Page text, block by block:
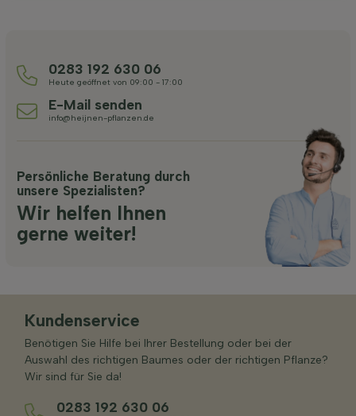
0283 192 630 06
Heute geöffnet von 09:00 - 17:00
E-Mail senden
info@heijnen-pflanzen.de
Persönliche Beratung durch
unsere Spezialisten?
Wir helfen Ihnen
gerne weiter!
Kundenservice
Benötigen Sie Hilfe bei Ihrer Bestellung oder bei der
Auswahl des richtigen Baumes oder der richtigen Pflanze?
Wir sind für Sie da!
0283 192 630 06